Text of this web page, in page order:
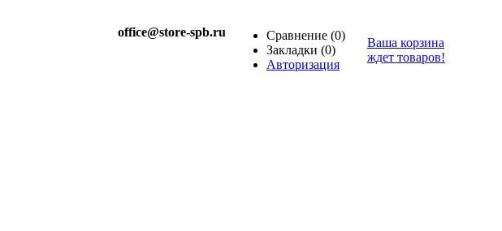
office@store-spb.ru Сравнение (0)
Закладки (0)
Авторизация
Ваша корзина
ждет товаров!